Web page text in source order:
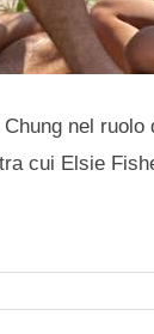
nel
cui Elsie